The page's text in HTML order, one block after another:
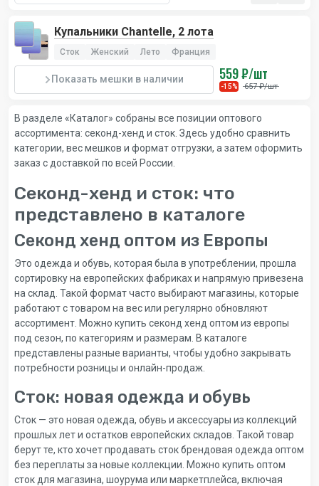
Купальники Chantelle, 2 лота
Сток Женский Лето Франция
Показать мешки в наличии 559 ₽/шт
-15% 657 ₽/шт
В разделе «Каталог» собраны все позиции оптового
ассортимента: секонд-хенд и сток. Здесь удобно сравнить
категории, вес мешков и формат отгрузки, а затем оформить
заказ с доставкой по всей России.
Секонд-хенд и сток: что
представлено в каталоге
Секонд хенд оптом из Европы
Это одежда и обувь, которая была в употреблении, прошла
сортировку на европейских фабриках и напрямую привезена
на склад. Такой формат часто выбирают магазины, которые
работают с товаром на вес или регулярно обновляют
ассортимент. Можно купить секонд хенд оптом из европы
под сезон, по категориям и размерам. В каталоге
представлены разные варианты, чтобы удобно закрывать
потребности розницы и онлайн-продаж.
Сток: новая одежда и обувь
Сток — это новая одежда, обувь и аксессуары из коллекций
прошлых лет и остатков европейских складов. Такой товар
берут те, кто хочет продавать сток брендовая одежда оптом
без переплаты за новые коллекции. Можно купить оптом
сток для магазина, шоурума или маркетплейса, включая